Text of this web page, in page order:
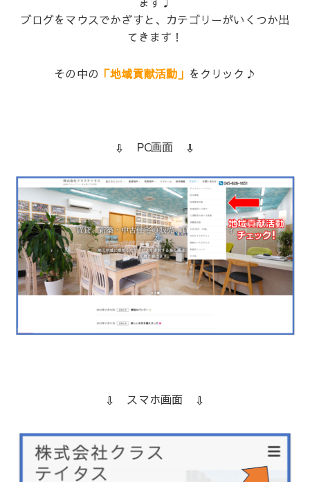
ブログをマウスでかざすと、カテゴリーがいくつか出
てきます！
その中の 「地域貢献活動」 をクリック♪
⇩ PC画面 ⇩
⇩ スマホ画面 ⇩